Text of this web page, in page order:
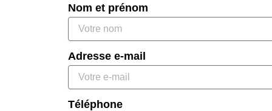
Nom et prénom
Adresse e-mail
Téléphone